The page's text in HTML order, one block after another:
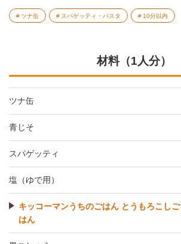
ツナ缶 スパゲッティ・パスタ 10分以内
材料（1人分）
ツナ缶
青じそ
スパゲッティ
塩（ゆで用）
キッコーマンうちのごはん とうもろこしご
はん